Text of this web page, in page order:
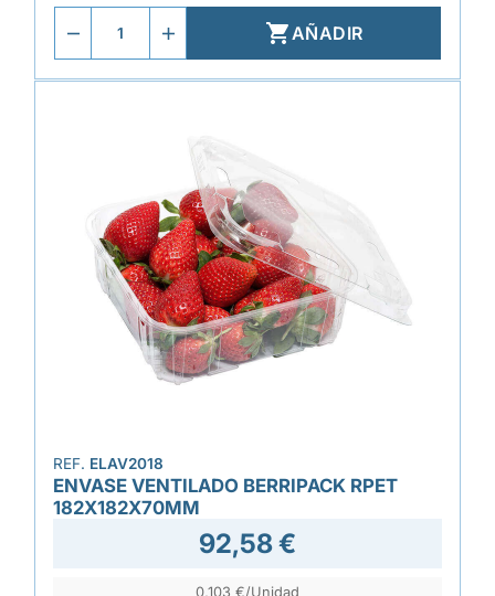
AÑADIR
REF. ELAV2018
ENVASE VENTILADO BERRIPACK RPET
182X182X70MM
92,58 €
0,103 €/Unidad